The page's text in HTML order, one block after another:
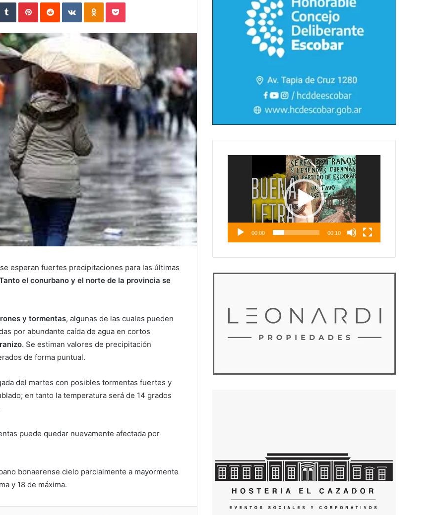
TumblrPinterestReddit VKontakteOdnoklassniki
Pocket
esperan fuertes precipitaciones para las últimas
el conurbano y el norte de la provincia se
y tormentas, algunas de las cuales pueden
por abundante caída de agua en cortos
. Se estiman valores de precipitación
de forma puntual.
del martes con posibles tormentas fuertes y
en tanto la temperatura será de 14 grados
puede quedar nuevamente afectada por
bonaerense cielo parcialmente a mayormente
y 18 de máxima.
00:00 00:10